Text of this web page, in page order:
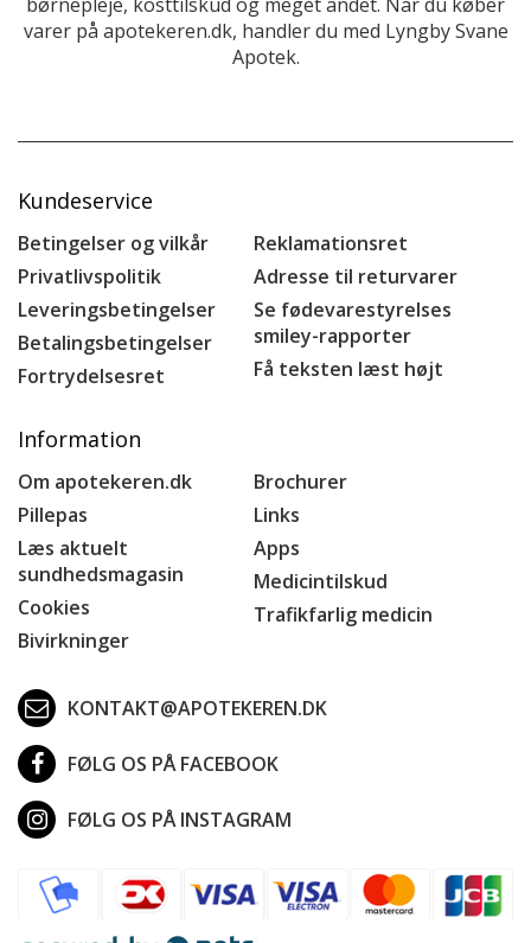
varer på apotekeren.dk, handler du med Lyngby Svane
Apotek.
Kundeservice
Betingelser og vilkår
Privatlivspolitik
Leveringsbetingelser
Betalingsbetingelser
Fortrydelsesret
Reklamationsret
Adresse til returvarer
Se fødevarestyrelses
smiley-rapporter
Få teksten læst højt
Information
Om apotekeren.dk
Pillepas
Læs aktuelt
sundhedsmagasin
Cookies
Bivirkninger
Brochurer
Links
Apps
Medicintilskud
Trafikfarlig medicin
KONTAKT@APOTEKEREN.DK
FØLG OS PÅ FACEBOOK
FØLG OS PÅ INSTAGRAM